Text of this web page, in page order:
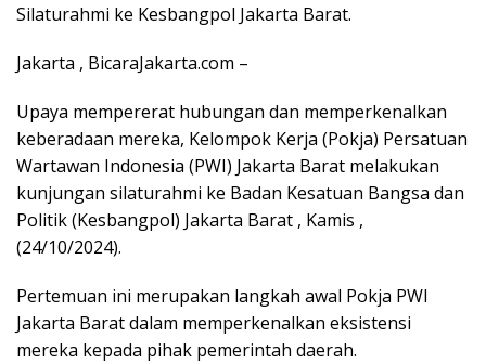
Silaturahmi ke Kesbangpol Jakarta Barat.
Jakarta , BicaraJakarta.com –
Upaya mempererat hubungan dan memperkenalkan
keberadaan mereka, Kelompok Kerja (Pokja) Persatuan
Wartawan Indonesia (PWI) Jakarta Barat melakukan
kunjungan silaturahmi ke Badan Kesatuan Bangsa dan
Politik (Kesbangpol) Jakarta Barat , Kamis ,
(24/10/2024).
Pertemuan ini merupakan langkah awal Pokja PWI
Jakarta Barat dalam memperkenalkan eksistensi
mereka kepada pihak pemerintah daerah.